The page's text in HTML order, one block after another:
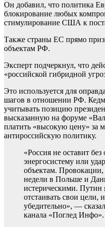
Он добавил, что политика
блокирование любых
стимулирование США к
Также страны ЕС прямо
объектам РФ.
Эксперт подчеркнул, что
«российской гибридной
Это используется для
шагов в отношении РФ.
учитывать позицию
высказанную на форуме
платить «высокую цену» за
антироссийскую политику.
«Россия не оставит
энергосистему или
объектам.
недели в Польше и
истерическими. Путин
отстаивать свои цели,
убедительно», —
канала «Поглед Инфо».